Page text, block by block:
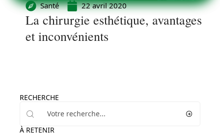
Santé 22 avril 2020
La chirurgie esthétique, avantages
et inconvénients
RECHERCHE
À RETENIR